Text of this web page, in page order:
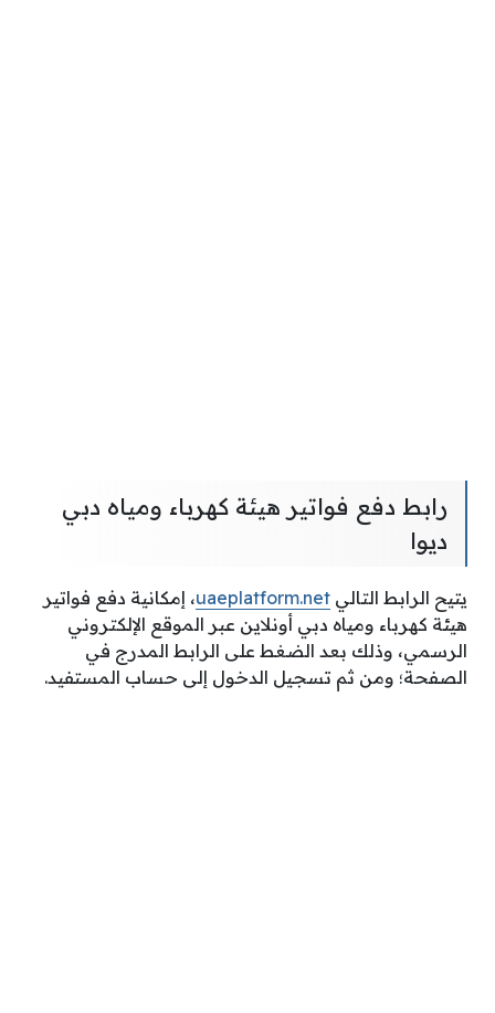
رابط دفع فواتير هيئة كهرباء ومياه دبي
ديوا
يتيح الرابط التالي uaeplatform.net، إمكانية دفع فواتير
هيئة كهرباء ومياه دبي أونلاين عبر الموقع الإلكتروني
الرسمي، وذلك بعد الضغط على الرابط المدرج في
الصفحة؛ ومن ثم تسجيل الدخول إلى حساب المستفيد.